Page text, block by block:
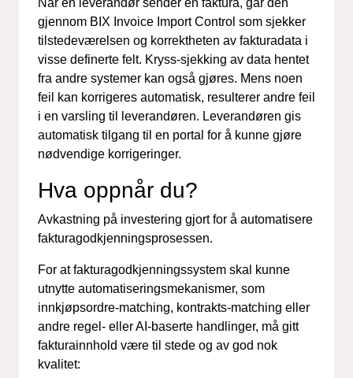
gjennom BIX Invoice ImportControl som sjekker
tilstedeværelsen og korrektheten av fakturadata i
visse definerte felt. Kryss-sjekking av data hentet
fra andre systemer kan også gjøres. Mens noen
feil kan korrigeres automatisk, resulterer andre feil
i en varsling til leverandøren. Leverandøren gis
automatisk tilgang til en portal for å kunne gjøre
nødvendige korrigeringer.
Hva oppnår du?
Avkastning på investering gjort for å automatisere
fakturagodkjenningsprosessen.
For at fakturagodkjenningssystem skal kunne
utnytte automatiseringsmekanismer, som
innkjøpsordre-matching, kontrakts-matching eller
andre regel- eller AI-baserte handlinger, må gitt
fakturainnhold være til stede og av god nok
kvalitet: